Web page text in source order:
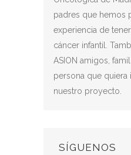
padres que hemos
experiencia de
cáncer infantil.
ASION amigos,
persona que quiera
nuestro proyecto.
SÍGUENOS